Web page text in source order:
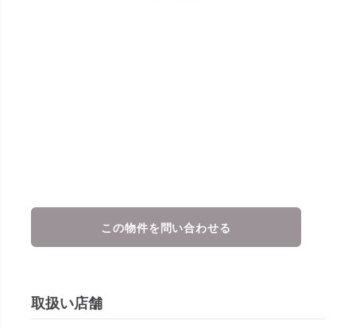
この物件を問い合わせる
取扱い店舗